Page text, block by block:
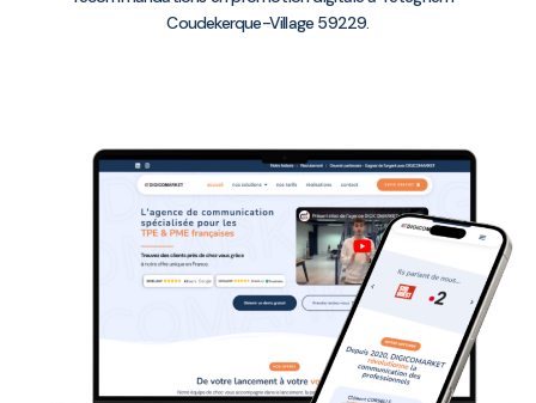
Coudekerque-Village 59229.